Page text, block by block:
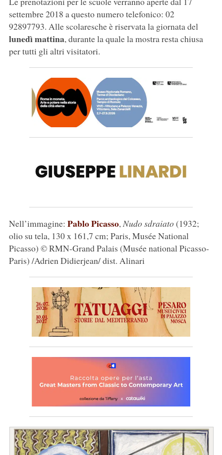
settembre 2018 a questo numero telefonico: 02
92897793. Alle scolaresche è riservata la giornata del
lunedì mattina, durante la quale la mostra resta chiusa
per tutti gli altri visitatori.
Nell’immagine: Pablo Picasso,Nudo sdraiato(1932;
olio su tela, 130 x 161,7 cm; Paris, Musée National
Picasso) © RMN-Grand Palais (Musée national Picasso-
Paris) /Adrien Didierjean/ dist. Alinari